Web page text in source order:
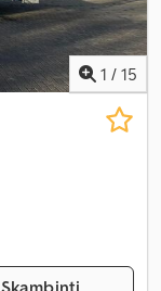
1 / 15
Skambinti